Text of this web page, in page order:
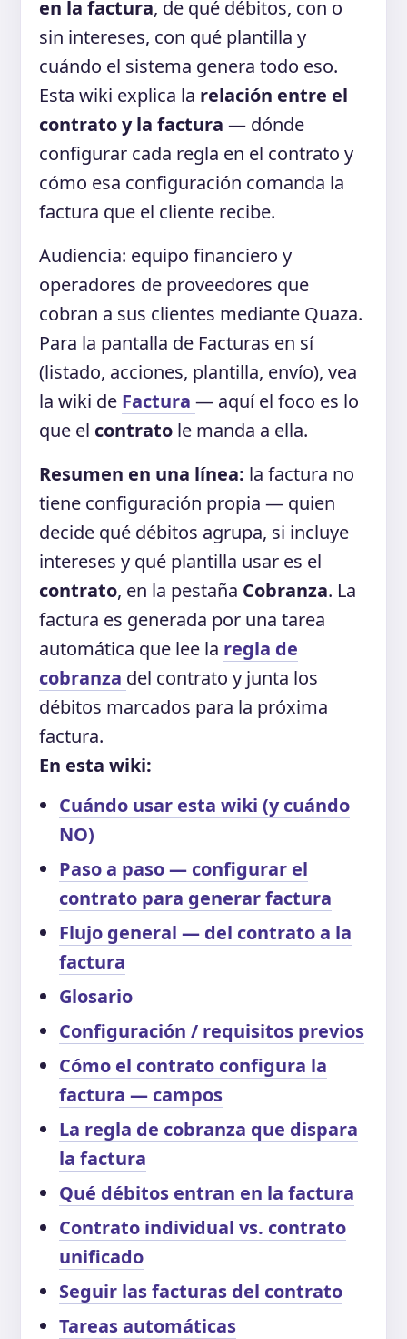
en la factura, de qué débitos, con o
sin intereses, con qué plantilla y
cuándo el sistema genera todo eso.
Esta wiki explica la relación entre el
contrato y la factura — dónde
configurar cada regla en el contrato y
cómo esa configuración comanda la
factura que el cliente recibe.
Audiencia: equipo financiero y
operadores de proveedores que
cobran a sus clientes mediante Quaza.
Para la pantalla de Facturas en sí
(listado, acciones, plantilla, envío), vea
la wiki de Factura — aquí el foco es lo
que el contrato le manda a ella.
Resumen en una línea: la factura no
tiene configuración propia — quien
decide qué débitos agrupa, si incluye
intereses y qué plantilla usar es el
contrato, en la pestaña Cobranza. La
factura es generada por una tarea
automática que lee la regla de
cobranza del contrato y junta los
débitos marcados para la próxima
factura.
En esta wiki:
Cuándo usar esta wiki (y cuándo
NO)
Paso a paso — configurar el
contrato para generar factura
Flujo general — del contrato a la
factura
Glosario
Configuración / requisitos previos
Cómo el contrato configura la
factura — campos
La regla de cobranza que dispara
la factura
Qué débitos entran en la factura
Contrato individual vs. contrato
unificado
Seguir las facturas del contrato
Tareas automáticas